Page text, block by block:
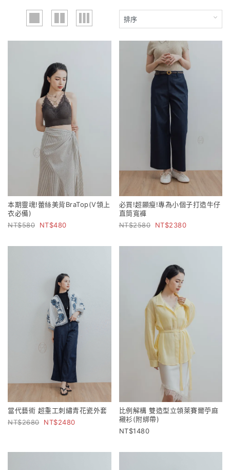
本期靈魂!蕾絲美背BraTop(V領上
衣必備)
580
480
必買!超顯瘦!專為小個子打造牛仔
直筒寬褲
2580
2380
當代藝術 超重工刺繡青花瓷外套
2680
2480
比例解構 雙造型立領萊賽爾苧麻
襯衫(附綁帶)
1480